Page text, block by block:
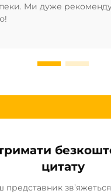
Ми дуже
цитату
представник